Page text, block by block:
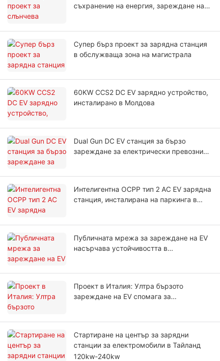
съхранение на енергия, зареждане на
Супер бърз проект за зарядна станция
в обслужваща зона на магистрала
60KW CCS2 DC EV зарядно устройство,
инсталирано в Молдова
Dual Gun DC EV станция за бързо
зареждане за електрически превозни
Интелигентна OCPP тип 2 AC EV зарядна
станция, инсталирана на паркинга в
Публичната мрежа за зареждане на EV
насърчава устойчивостта в
Проект в Италия: Ултра бързото
зареждане на EV спомага за
Стартиране на център за зарядни
станции за електромобили в Тайланд
120kw-240kw